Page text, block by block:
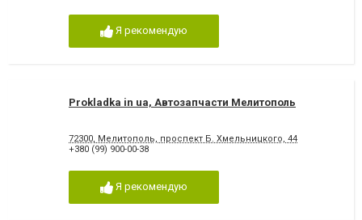
Я рекомендую
Prokladka in ua, Автозапчасти Мелитополь
72300, Мелитополь, проспект Б. Хмельницкого, 44
+380 (99) 900-00-38
Я рекомендую